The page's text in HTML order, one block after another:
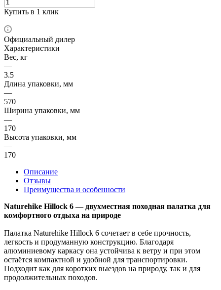
Купить в 1 клик
Официальный дилер
Характеристики
Вес, кг
—
3.5
Длина упаковки, мм
—
570
Ширина упаковки, мм
—
170
Высота упаковки, мм
—
170
Описание
Отзывы
Преимущества и особенности
Naturehike Hillock 6 — двухместная походная палатка для
комфортного отдыха на природе
Палатка Naturehike Hillock 6 сочетает в себе прочность,
легкость и продуманную конструкцию. Благодаря
алюминиевому каркасу она устойчива к ветру и при этом
остаётся компактной и удобной для транспортировки.
Подходит как для коротких выездов на природу, так и для
продолжительных походов.